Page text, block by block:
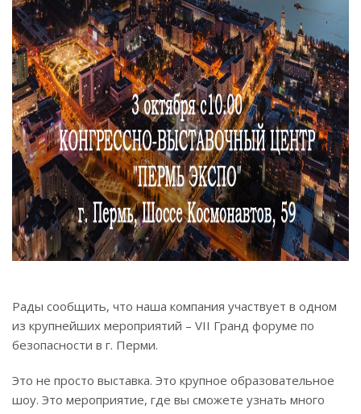
Рады сообщить, что наша компания участвует в одном
из крупнейших мероприятий – VII Гранд форуме по
безопасности в г. Перми.
Это не просто выставка. Это крупное образовательное
шоу. Это мероприятие, где вы сможете узнать много